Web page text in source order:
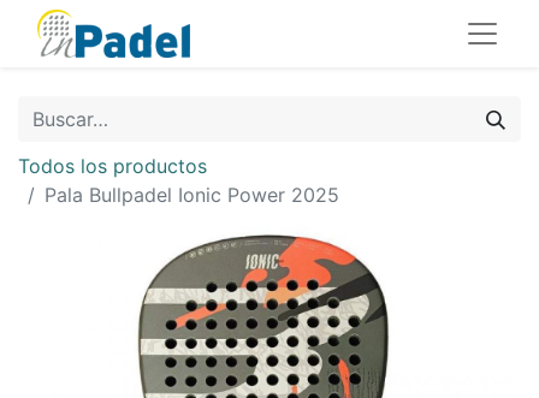
Todos los productos
Pala Bullpadel Ionic Power 2025